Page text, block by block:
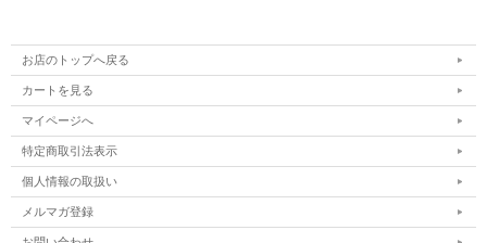
お店のトップへ戻る
カートを見る
マイページへ
特定商取引法表示
個人情報の取扱い
メルマガ登録